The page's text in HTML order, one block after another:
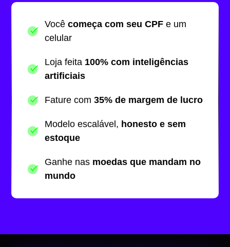
Vocêcomeça com seu CPF e um
celular
Loja feita 100% com inteligências
artificiais
Fature com35% de margem de lucro
Modelo escalável, honesto e sem
estoque
Ganhe nas moedas que mandam no
mundo